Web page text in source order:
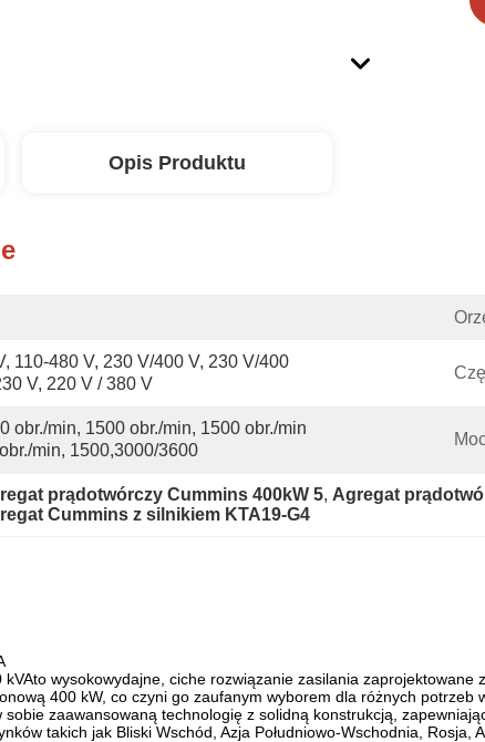
Opis Produktu
110-480 V, 230 V/400 V, 230 V/400
V, 220 V / 380 V
obr./min, 1500 obr./min, 1500 obr./min
min, 1500,3000/3600
prądotwórczy Cummins 400kW 5, Agregat
Cummins z silnikiem KTA19-G4
kVAto wysokowydajne, ciche rozwiązanie zasilania
400 kW, co czyni go zaufanym wyborem dla różnych potrzeb
sobie zaawansowaną technologię z solidną konstrukcją,
takich jak Bliski Wschód, Azja Południowo-Wschodnia, Rosja,